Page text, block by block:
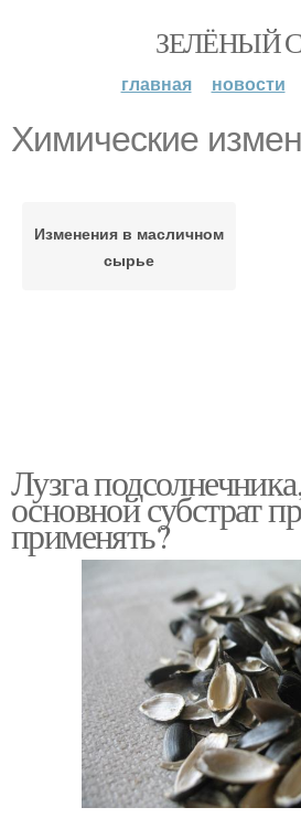
ЗЕЛЁНЫЙ
главная новости
Химические
Изменения в масличном
сырье
Лузга
основной субстрат
применять?